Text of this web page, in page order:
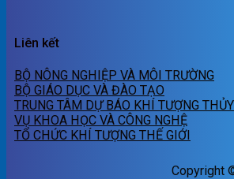
Liên kết
BỘ NÔNG NGHIỆP VÀ MÔI TRƯỜNG
BỘ GIÁO DỤC VÀ ĐÀO TẠO
TRUNG TÂM DỰ BÁO KHÍ TƯỢNG
VỤ KHOA HỌC VÀ CÔNG NGHỆ
TỔ CHỨC KHÍ TƯỢNG THẾ GIỚI
Copyright